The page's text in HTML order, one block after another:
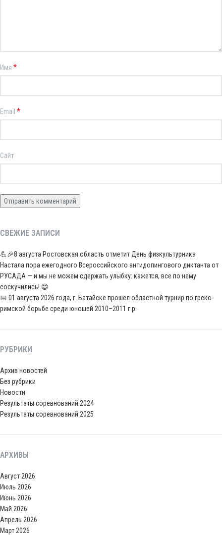
Имя *
Email *
Сайт
СВЕЖИЕ ЗАПИСИ
💪🎉8 августа Ростовская область отметит День физкультурника
Настала пора ежегодного Всероссийского антидопингового диктанта от
РУСАДА — и мы не можем сдержать улыбку: кажется, все по нему
соскучились! 😄
📅 01 августа 2026 года, г. Батайске прошел областной турнир по греко-
римской борьбе среди юношей 2010–2011 г.р.
РУБРИКИ
Архив новостей
Без рубрики
Новости
Результаты соревнований 2024
Результаты соревнований 2025
АРХИВЫ
Август 2026
Июль 2026
Июнь 2026
Май 2026
Апрель 2026
Март 2026